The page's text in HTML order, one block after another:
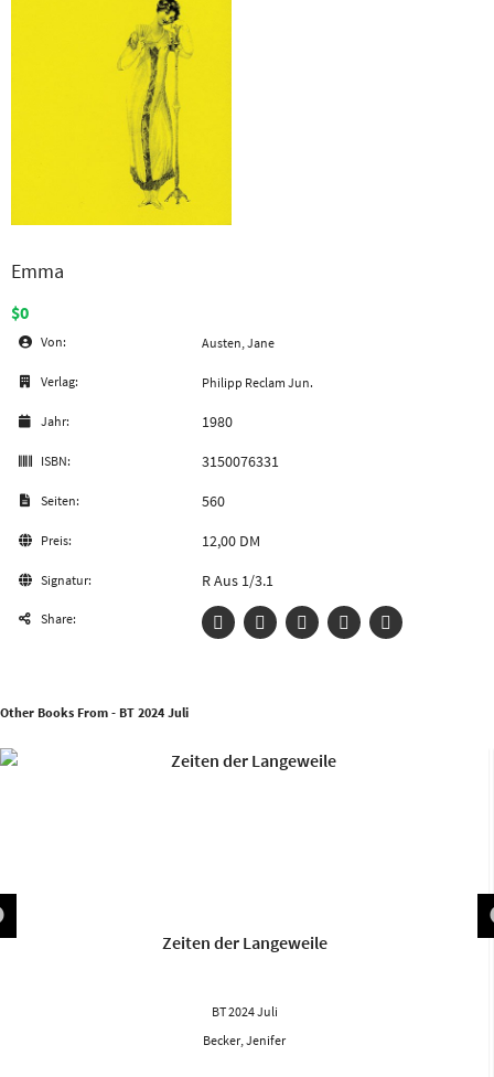
Emma
$0
Von: Austen, Jane
Verlag: Philipp Reclam Jun.
Jahr: 1980
ISBN: 3150076331
Seiten: 560
Preis: 12,00 DM
Signatur: R Aus 1/3.1
Share:
Other Books From - BT 2024 Juli
Zeiten der Langeweile
BT 2024 Juli
Becker, Jenifer